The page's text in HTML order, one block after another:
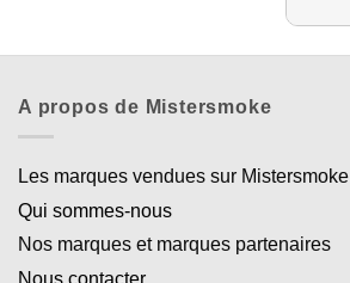
A propos de Mistersmoke
Les marques vendues sur Mistersmoke
Qui sommes-nous
Nos marques et marques partenaires
Nous contacter